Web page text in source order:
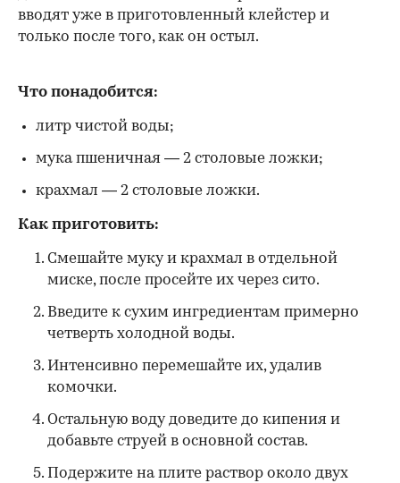
вводят уже в приготовленный клейстер и
только после того, как он остыл.
Что понадобится:
литр чистой воды;
мука пшеничная — 2 столовые ложки;
крахмал — 2 столовые ложки.
Как приготовить:
Смешайте муку и крахмал в отдельной
миске, после просейте их через сито.
Введите к сухим ингредиентам примерно
четверть холодной воды.
Интенсивно перемешайте их, удалив
комочки.
Остальную воду доведите до кипения и
добавьте струей в основной состав.
Подержите на плите раствор около двух